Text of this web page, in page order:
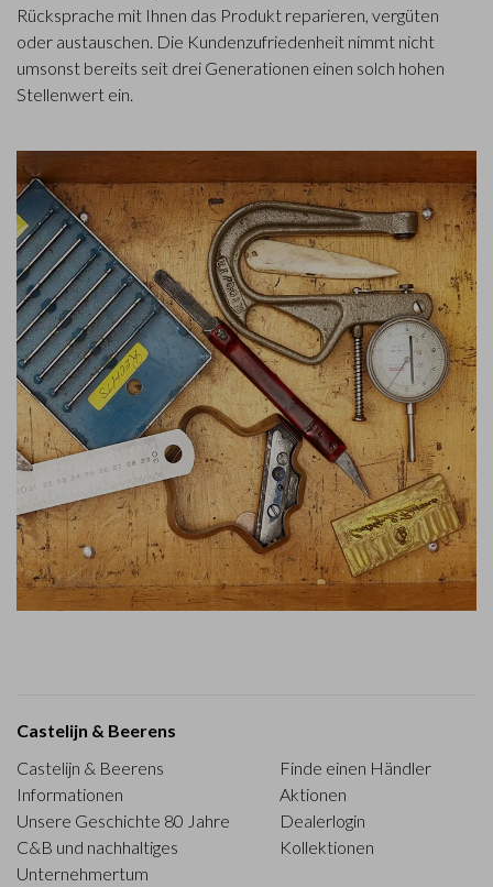
Rücksprache mit Ihnen das Produkt reparieren, vergüten
oder austauschen. Die Kundenzufriedenheit nimmt nicht
umsonst bereits seit drei Generationen einen solch hohen
Stellenwert ein.
Castelijn & Beerens
Castelijn & Beerens
Informationen
Unsere Geschichte 80 Jahre
C&B und nachhaltiges
Unternehmertum
Finde einen Händler
Aktionen
Dealerlogin
Kollektionen